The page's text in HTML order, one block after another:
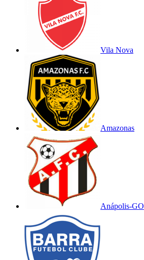
Vila Nova
Amazonas
Anápolis-GO